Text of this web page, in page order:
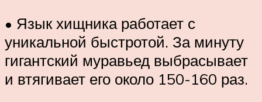
• Язык хищника работает с
уникальной быстротой. За минуту
гигантский муравьед выбрасывает
и втягивает его около 150-160 раз.